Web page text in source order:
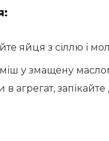
яйця з сіллю і
у змащену
агрегат,